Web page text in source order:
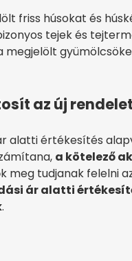
friss húsokat és
tejek és
megjelölt
az új
alatti értékesítés
a kötelező
meg tudjanak felelni
ár alatti
.